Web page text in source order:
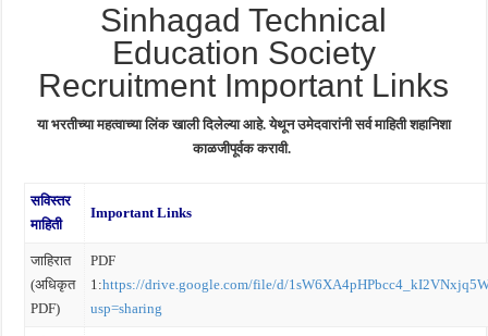
Sinhagad Technical
Education Society
Recruitment Important Links
या भरतीच्या महत्वाच्या लिंक खाली दिलेल्या आहे. येथून उमेदवारांनी सर्व माहिती शहानिशा
काळजीपूर्वक करावी.
सविस्तर
माहिती
Important Links
जाहिरात
(अधिकृत
PDF)
PDF
1:https://drive.google.com/file/d/
usp=sharing